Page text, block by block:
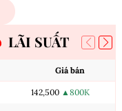
LÃI SUẤT
Giá bán
142,500 ▲800K